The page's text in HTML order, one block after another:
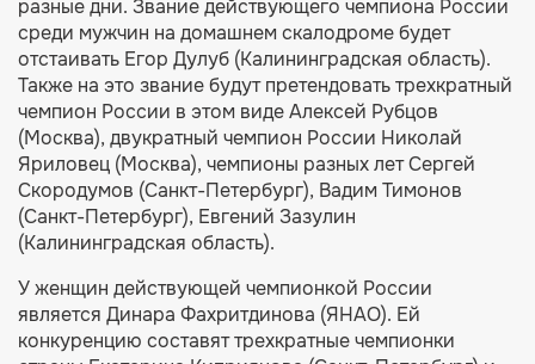
разные дни. Звание действующего чемпиона России
среди мужчин на домашнем скалодроме будет
отстаивать Егор Дулуб (Калининградская область).
Также на это звание будут претендовать трехкратный
чемпион России в этом виде Алексей Рубцов
(Москва), двукратный чемпион России Николай
Яриловец (Москва), чемпионы разных лет Сергей
Скородумов (Санкт-Петербург), Вадим Тимонов
(Санкт-Петербург), Евгений Зазулин
(Калининградская область).
У женщин действующей чемпионкой России
является Динара Фахритдинова (ЯНАО). Ей
конкуренцию составят трехкратные чемпионки